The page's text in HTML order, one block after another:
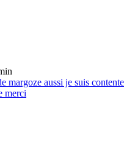
margoze aussi je suis contente
merci